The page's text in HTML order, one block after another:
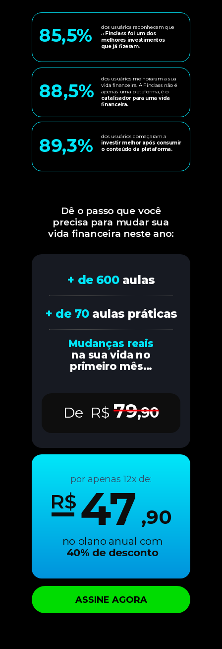
+ de 600 aulas
+ de 70 aulas práticas
Mudanças reais
na sua vida no
primeiro mês...
De R$79,90
ASSINE AGORA
47
R$
,90
no plano anual com
40% de desconto
por apenas 12x de:
dos usuários reconhecem que
a Finclass foi um dos
melhores investimentos
que já fizeram.
85,5%
dos usuários melhoraram a sua
vida financeira. A Finclass não é
apenas uma plataforma, é o
catalisador para uma vida
financeira.
88,5%
dos usuários começaram a
investir melhor após consumir
o conteúdo da plataforma.
89,3%
Dê o passo que você
precisa para mudar sua
vida financeira neste ano: